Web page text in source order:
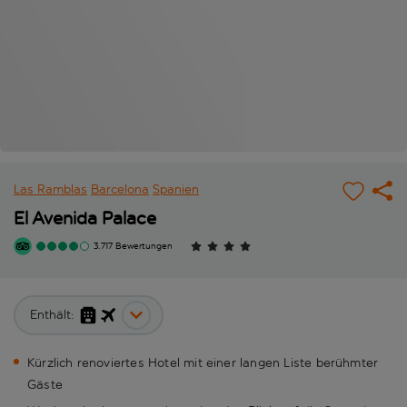
Las Ramblas Barcelona Spanien
El Avenida Palace
3.717 Bewertungen
Enthält:
Kürzlich renoviertes Hotel mit einer langen Liste berühmter
Gäste